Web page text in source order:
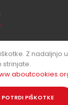
Z nadaljnjo
strinjate.
POTRDI PIŠKOTKE
Design, All